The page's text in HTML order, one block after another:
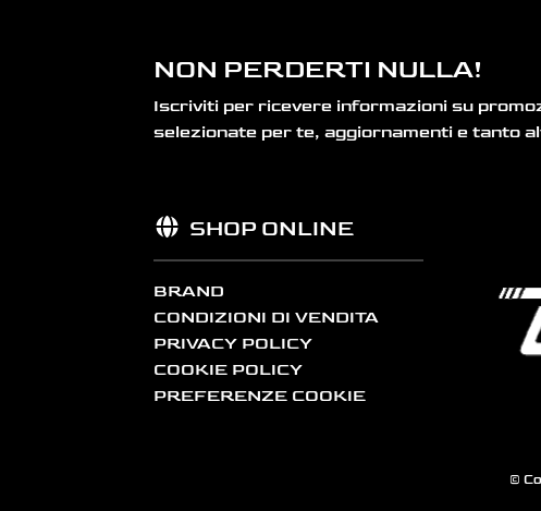
NON PERDERTI NULLA!
Iscriviti per ricevere informazioni su
selezionate per te, aggiornamenti e tanto
SHOP ONLINE
BRAND
CONDIZIONI DI VENDITA
PRIVACY POLICY
COOKIE POLICY
PREFERENZE COOKIE
©